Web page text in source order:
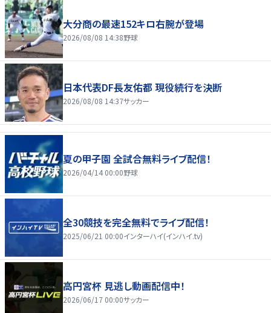
大分商の最速152キロ右腕が登場
2026/08/08 14:38野球
日本代表DF長友佑都 現役続行を決断
2026/08/08 14:37サッカー
夏の甲子園 全試合無料ライブ配信！
2026/04/14 00:00野球
全30競技を完全無料でライブ配信！
2025/06/21 00:00インターハイ(インハイ.tv)
高円宮杯 見逃し動画配信中！
2026/06/17 00:00サッカー